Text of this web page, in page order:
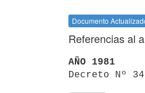
Documento
Referencias al
AÑO 1981
Decreto Nº